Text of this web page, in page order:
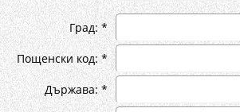
Град: *
Пощенски код: *
Държава: *